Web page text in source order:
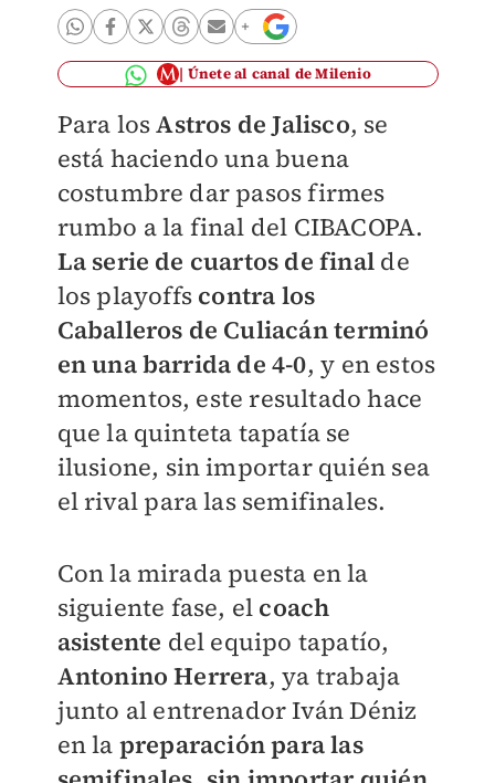
Únete al canal de Milenio
Para losAstros de Jalisco, se
está haciendo una buena
costumbre dar pasos firmes
rumbo a la final del CIBACOPA.
La serie de cuartos de final de
los playoffs contra los
Caballeros de Culiacánterminó
en una barrida de 4-0, y en estos
momentos, este resultado hace
que la quinteta tapatía se
ilusione, sin importar quién sea
el rival para las semifinales.
Con la mirada puesta en la
siguiente fase, el coach
asistente del equipo tapatío,
Antonino Herrera, ya trabaja
junto al entrenador Iván Déniz
en la preparación para las